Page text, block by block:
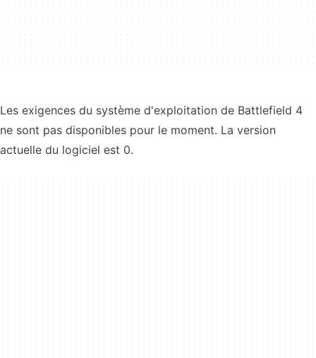
Les exigences du système d'exploitation de Battlefield 4
ne sont pas disponibles pour le moment. La version
actuelle du logiciel est 0.